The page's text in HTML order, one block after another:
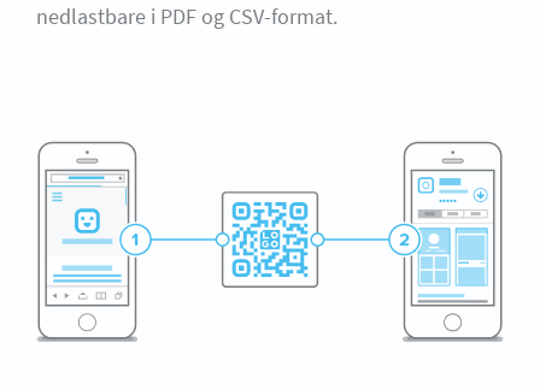
nedlastbare i PDF og CSV-format.